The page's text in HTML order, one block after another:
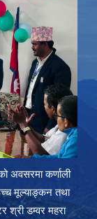
अवसरमा कर्णाली
मूल्याङ्कन तथा
श्री डम्वर महरा